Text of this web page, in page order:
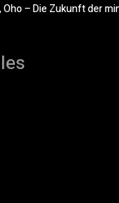
Oho – Die Zukunft der